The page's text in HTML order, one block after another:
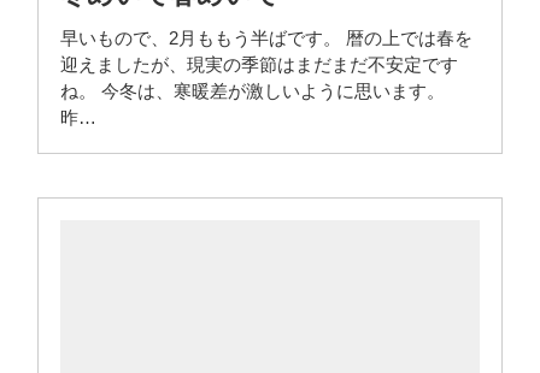
早いもので、2月ももう半ばです。 暦の上では春を
迎えましたが、現実の季節はまだまだ不安定です
ね。 今冬は、寒暖差が激しいように思います。
昨…